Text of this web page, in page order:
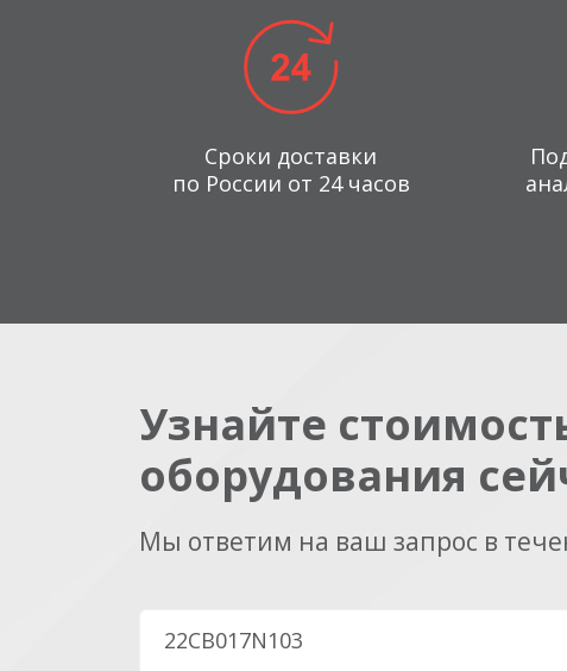
Сроки доставки
по России от 24 часов
Узнайте
оборудования
Мы ответим на ваш запрос в